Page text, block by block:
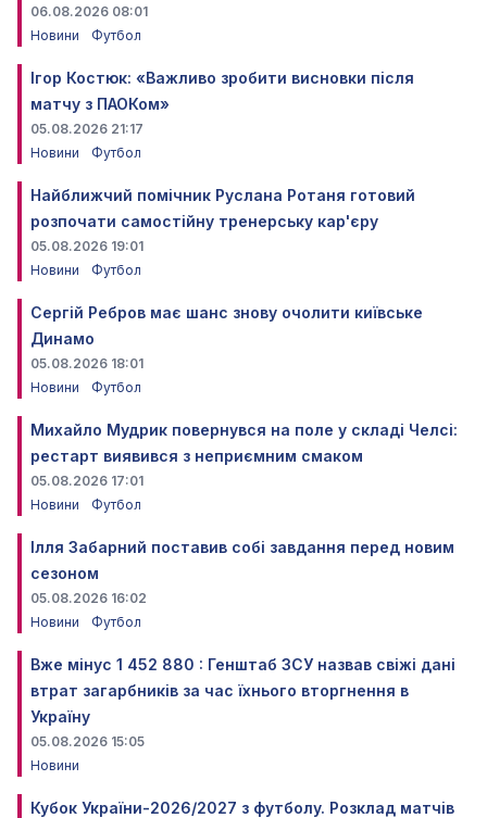
06.08.2026 08:01
Новини
Футбол
Ігор Костюк: «Важливо зробити висновки після
матчу з ПАОКом»
05.08.2026 21:17
Новини
Футбол
Найближчий помічник Руслана Ротаня готовий
розпочати самостійну тренерську кар'єру
05.08.2026 19:01
Новини
Футбол
Сергій Ребров має шанс знову очолити київське
Динамо
05.08.2026 18:01
Новини
Футбол
Михайло Мудрик повернувся на поле у складі Челсі:
рестарт виявився з неприємним смаком
05.08.2026 17:01
Новини
Футбол
Ілля Забарний поставив собі завдання перед новим
сезоном
05.08.2026 16:02
Новини
Футбол
Вже мінус 1 452 880 : Генштаб ЗСУ назвав свіжі дані
втрат загарбників за час їхнього вторгнення в
Україну
05.08.2026 15:05
Новини
Кубок України-2026/2027 з футболу. Розклад матчів